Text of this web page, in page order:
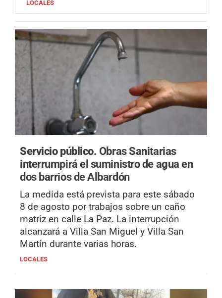
LOCALES
Servicio público. Obras Sanitarias
interrumpirá el suministro de agua en
dos barrios de Albardón
La medida está prevista para este sábado
8 de agosto por trabajos sobre un caño
matriz en calle La Paz. La interrupción
alcanzará a Villa San Miguel y Villa San
Martín durante varias horas.
LOCALES